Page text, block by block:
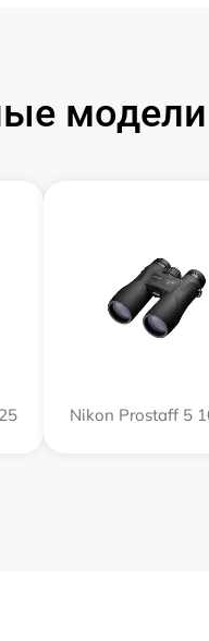
Nikon Prostaff 5